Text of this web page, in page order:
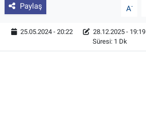
Paylaş A-
25.05.2024 - 20:22 28.12.2025 - 19:19
Süresi: 1 Dk
Şeker ve Şekerli Mamüller
Tahıllar ve Baklagiller